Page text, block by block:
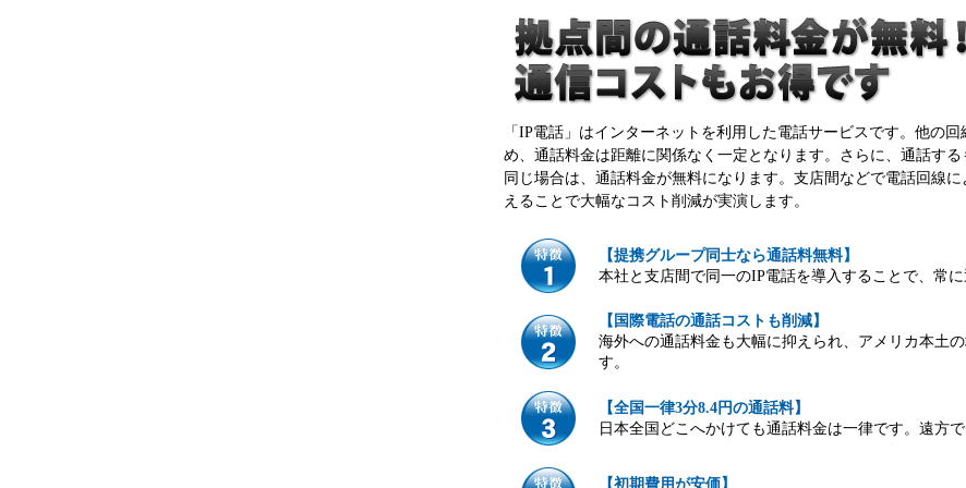
「IP電話」はインターネットを利用した電話サービスです。他の
め、通話料金は距離に関係なく一定となります。さらに、通話す
同じ場合は、通話料金が無料になります。支店間などで電話回線
えることで大幅なコスト削減が実演します。
【提携グループ同士なら通話料無料】
本社と支店間で同一のIP電話を導入することで、常に
【国際電話の通話コストも削減】
海外への通話料金も大幅に抑えられ、アメリカ本土
す。
【全国一律3分8.4円の通話料】
日本全国どこへかけても通話料金は一律です。遠方
【初期費用が安価】